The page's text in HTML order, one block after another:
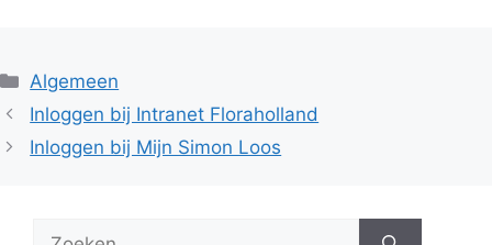
Categorieën
Algemeen
Inloggen bij Intranet Floraholland
Inloggen bij Mijn Simon Loos